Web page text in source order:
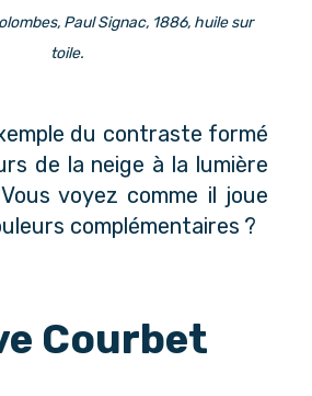
Paul Signac, 1886, huile sur
toile.
du contraste formé
de la neige à la lumière
voyez comme il joue
complémentaires ?
Courbet